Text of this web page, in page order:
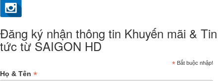
Đăng ký nhận thông tin Khuyến mãi & Tin
tức từ SAIGON HD
* Bắt buộc nhập!
Họ & Tên *